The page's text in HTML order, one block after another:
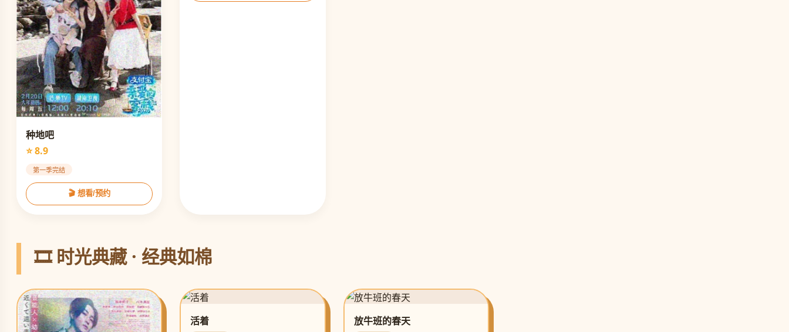
种地吧
⭐ 8.9
第一季完结
🎬 想看/预约
🎞️ 时光典藏 · 经典如棉
活着 放牛班的春天